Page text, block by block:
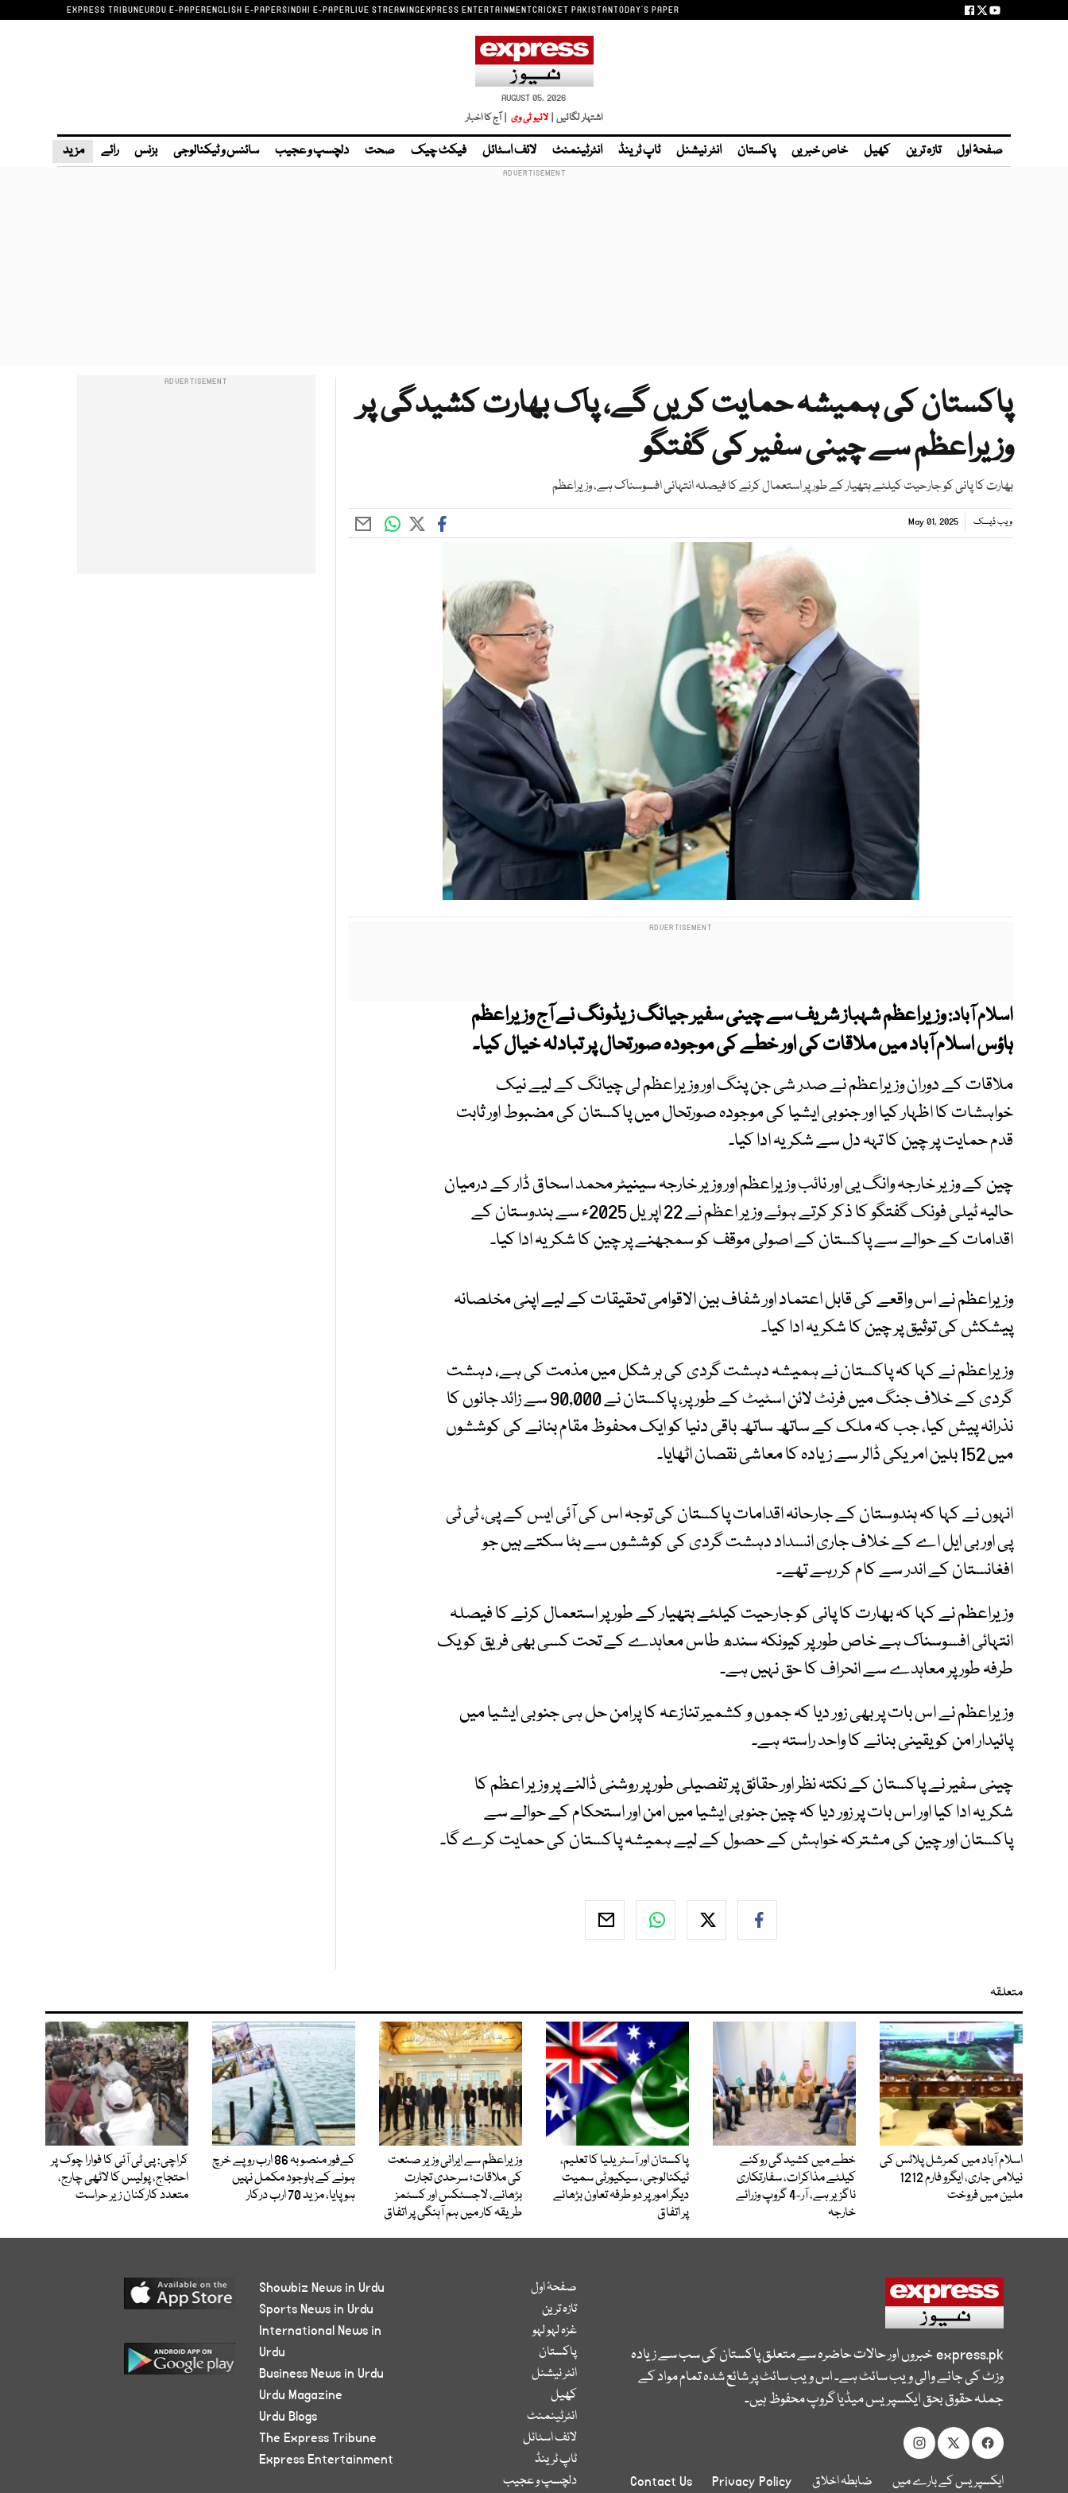
EXPRESS TRIBUNEURDU E-PAPERENGLISH E-PAPERSINDHI E-PAPERLIVE STREAMINGEXPRESS ENTERTAINMENTCRICKET PAKISTANTODAY'S PAPER
AUGUST 05, 2026
اشتہار لگائیں | لائیو ٹی وی | آج کا اخبار
صفحۂ اول تازہ ترین کھیل خاص خبریں پاکستان انٹر نیشنل ٹاپ ٹرینڈ انٹرٹینمنٹ لائف اسٹائل فیکٹ چیک صحت دلچسپ و عجیب سائنس و ٹیکنالوجی بزنس رائے مزید
پاکستان کی ہمیشہ حمایت کریں گے، پاک بھارت کشیدگی پر
وزیراعظم سے چینی سفیر کی گفتگو
بھارت کا پانی کو جارحیت کیلئے ہتھیار کے طور پر استعمال کرنے کا فیصلہ انتہائی افسوسناک ہے، وزیراعظم
ویب ڈیسک May 01, 2025
اسلام آباد:وزیراعظم شہباز شریف سے چینی سفیر جیانگ زیڈونگ نے آج وزیراعظم
ہاؤس اسلام آباد میں ملاقات کی اور خطے کی موجودہ صورتحال پر تبادلہ خیال کیا۔
ملاقات کے دوران وزیراعظم نے صدر شی جن پنگ اور وزیراعظم لی چیانگ کے لیے نیک
خواہشات کا اظہار کیا اور جنوبی ایشیا کی موجودہ صورتحال میں پاکستان کی مضبوط اور ثابت
قدم حمایت پر چین کا تہہ دل سے شکریہ ادا کیا۔
چین کے وزیر خارجہ وانگ یی اور نائب وزیراعظم اور وزیر خارجہ سینیٹر محمد اسحاق ڈار کے درمیان
حالیہ ٹیلی فونک گفتگو کا ذکر کرتے ہوئے وزیر اعظم نے 22 اپریل 2025ء سے ہندوستان کے
اقدامات کے حوالے سے پاکستان کے اصولی موقف کو سمجھنے پر چین کا شکریہ ادا کیا۔
وزیراعظم نے اس واقعے کی قابل اعتماد اور شفاف بین الاقوامی تحقیقات کے لیے اپنی مخلصانہ
پیشکش کی توثیق پر چین کا شکریہ ادا کیا۔
وزیراعظم نے کہا کہ پاکستان نے ہمیشہ دہشت گردی کی ہر شکل میں مذمت کی ہے، دہشت
گردی کے خلاف جنگ میں فرنٹ لائن اسٹیٹ کے طور پر، پاکستان نے 90,000 سے زائد جانوں کا
نذرانہ پیش کیا، جب کہ ملک کے ساتھ ساتھ باقی دنیا کو ایک محفوظ مقام بنانے کی کوششوں
میں 152 بلین امریکی ڈالر سے زیادہ کا معاشی نقصان اٹھایا۔
انہوں نے کہا کہ ہندوستان کے جارحانہ اقدامات پاکستان کی توجہ اس کی آئی ایس کے پی، ٹی ٹی
پی اور بی ایل اے کے خلاف جاری انسداد دہشت گردی کی کوششوں سے ہٹا سکتے ہیں جو
افغانستان کے اندر سے کام کر رہے تھے۔
وزیراعظم نے کہا کہ بھارت کا پانی کو جارحیت کیلئے ہتھیار کے طور پر استعمال کرنے کا فیصلہ
انتہائی افسوسناک ہے خاص طور پر کیونکہ سندھ طاس معاہدے کے تحت کسی بھی فریق کو یک
طرفہ طور پر معاہدے سے انحراف کا حق نہیں ہے۔
وزیراعظم نے اس بات پر بھی زور دیا کہ جموں و کشمیر تنازعہ کا پرامن حل ہی جنوبی ایشیا میں
پائیدار امن کو یقینی بنانے کا واحد راستہ ہے۔
چینی سفیر نے پاکستان کے نکتہ نظر اور حقائق پر تفصیلی طور پر روشنی ڈالنے پر وزیر اعظم کا
شکریہ ادا کیا اور اس بات پر زور دیا کہ چین جنوبی ایشیا میں امن اور استحکام کے حوالے سے
پاکستان اور چین کی مشترکہ خواہش کے حصول کے لیے ہمیشہ پاکستان کی حمایت کرے گا۔
متعلقہ
اسلام آباد میں کمرشل پلاٹس کی
نیلامی جاری، ایگرو فارم 1212
ملین میں فروخت
خطے میں کشیدگی روکنے
کیلئے مذاکرات، سفارتکاری
ناگزیر ہے، آر-4 گروپ وزرائے
خارجہ
پاکستان اور آسٹریلیا کا تعلیم،
ٹیکنالوجی، سیکیورٹی سمیت
دیگر امور پر دو طرفہ تعاون بڑھانے
پر اتفاق
وزیراعظم سے ایرانی وزیر صنعت
کی ملاقات؛ سرحدی تجارت
بڑھانے، لاجسٹکس اور کسٹمز
طریقہ کار میں ہم آہنگی پر اتفاق
کےفور منصوبہ 86 ارب روپے خرچ
ہونے کے باوجود مکمل نہیں
ہوپایا، مزید 70 ارب درکار
کراچی: پی ٹی آئی کا فوارا چوک پر
احتجاج، پولیس کا لاٹھی چارج،
متعدد کارکنان زیر حراست
express.pkخبروں اور حالات حاضرہ سے متعلق پاکستان کی سب سے زیادہ
وزٹ کی جانے والی ویب سائٹ ہے۔ اس ویب سائٹ پر شائع شدہ تمام مواد کے
جملہ حقوق بحق ایکسپریس میڈیا گروپ محفوظ ہیں۔
ایکسپریس کے بارے میں ضابطہ اخلاق Privacy Policy
Contact Us
صفحۂ اول
تازہ ترین
غزہ لہو لہو
پاکستان
انٹر نیشنل
کھیل
انٹرٹینمنٹ
لائف اسٹائل
ٹاپ ٹرینڈ
دلچسپ و عجیب
Showbiz News in Urdu
Sports News in Urdu
International News in
Urdu
Business News in Urdu
Urdu Magazine
Urdu Blogs
The Express Tribune
Express Entertainment